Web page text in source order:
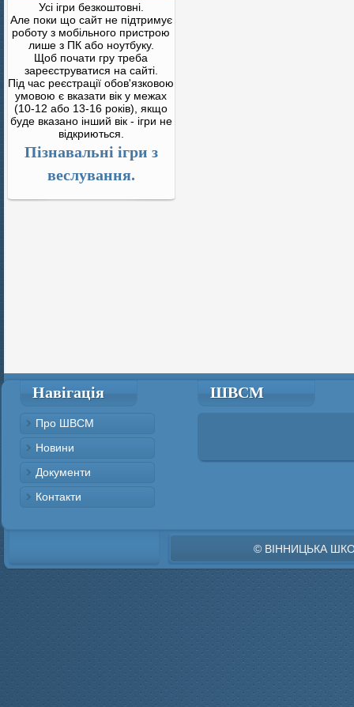
Усі ігри безкоштовні.
Але поки що сайт не підтримує
роботу з мобільного пристрою
лише з ПК або ноутбуку.
Щоб почати гру треба
зареєструватися на сайті.
Під час реєстрації обов'язковою
умовою є вказати вік у межах
(10-12 або 13-16 років), якщо
буде вказано інший вік - ігри не
відкриються.
Пізнавальні ігри з
веслування.
Навігація
Про ШВСМ
Новини
Документи
Контакти
ШВСМ
© ВІННИЦЬКА